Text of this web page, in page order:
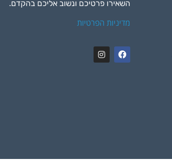
השאירו פרטיכם ונשוב אליכם בהקדם.
מדיניות הפרטיות